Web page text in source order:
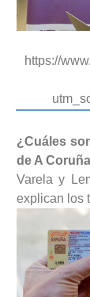
https://
¿Cuáles
de A
Varela y
explican los